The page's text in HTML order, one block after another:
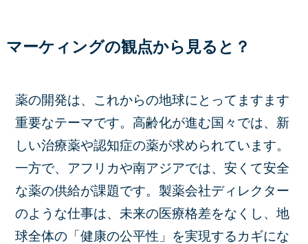
マーケィングの観点から見ると？
薬の開発は、これからの地球にとってますます
重要なテーマです。高齢化が進む国々では、新
しい治療薬や認知症の薬が求められています。
一方で、アフリカや南アジアでは、安くて安全
な薬の供給が課題です。製薬会社ディレクター
のような仕事は、未来の医療格差をなくし、地
球全体の「健康の公平性」を実現するカギにな